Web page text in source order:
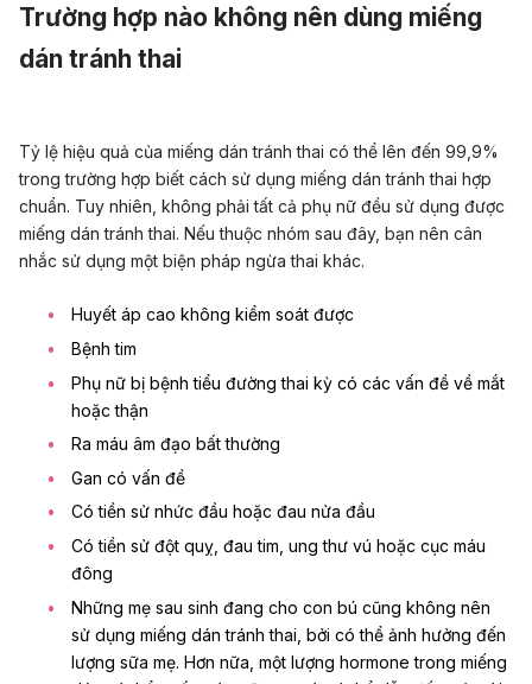
Trường hợp nào không nên dùng miếng
dán tránh thai
Tỷ lệ hiệu quả của miếng dán tránh thai có thể lên đến 99,9%
trong trường hợp biết cách sử dụng miếng dán tránh thai hợp
chuẩn. Tuy nhiên, không phải tất cả phụ nữ đều sử dụng được
miếng dán tránh thai. Nếu thuộc nhóm sau đây, bạn nên cân
nhắc sử dụng một biện pháp ngừa thai khác.
Huyết áp cao không kiểm soát được
Bệnh tim
Phụ nữ bị bệnh tiểu đường thai kỳ có các vấn đề về mắt
hoặc thận
Ra máu âm đạo bất thường
Gan có vấn đề
Có tiền sử nhức đầu hoặc đau nửa đầu
Có tiền sử đột quỵ, đau tim, ung thư vú hoặc cục máu
đông
Những mẹ sau sinh đang cho con bú cũng không nên
sử dụng miếng dán tránh thai, bởi có thể ảnh hưởng đến
lượng sữa mẹ. Hơn nữa, một lượng hormone trong miếng